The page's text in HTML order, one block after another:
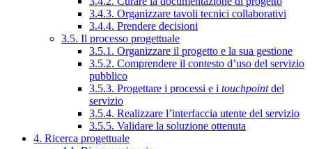
3.4.3. Organizzare tavoli tecnici collaborativi
3.4.4. Prendere decisioni
3.5. Il processo progettuale
3.5.1. Organizzare il progetto e la sua gestione
3.5.2. Comprendere il contesto d’uso del servizio
pubblico
3.5.3. Progettare i processi e i touchpointdel
servizio
3.5.4. Realizzare l’interfaccia utente del servizio
3.5.5. Validare la soluzione ottenuta
4. Ricerca progettuale